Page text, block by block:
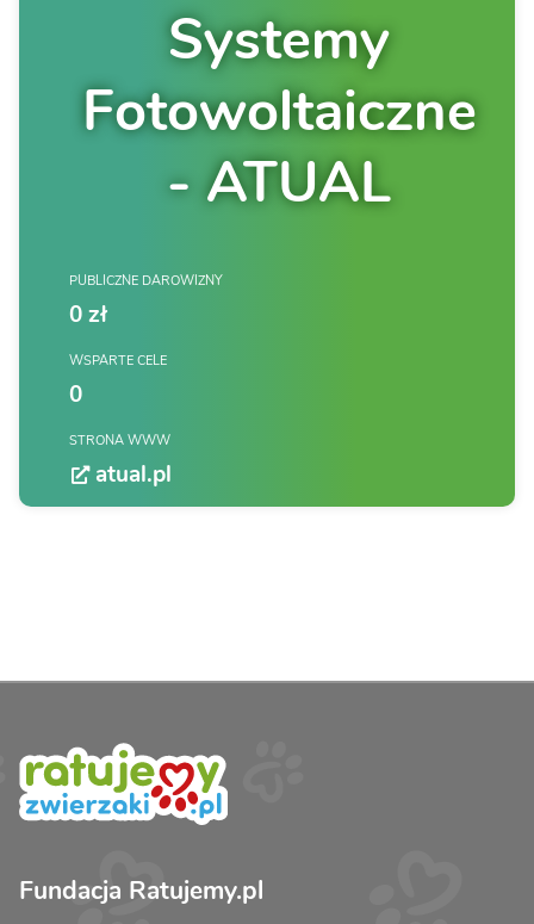
Systemy
Fotowoltaiczne
- ATUAL
PUBLICZNE DAROWIZNY
0 zł
WSPARTE CELE
0
STRONA WWW
atual.pl
Fundacja Ratujemy.pl